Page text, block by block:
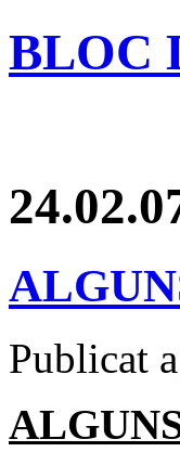
BLOC
Publicat a